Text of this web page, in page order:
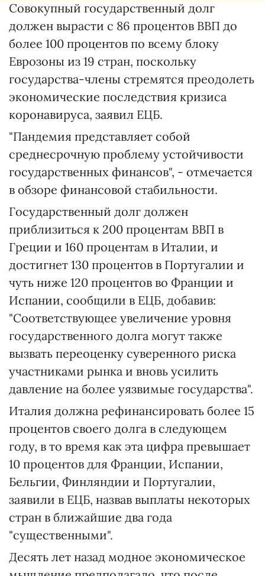
Совокупный государственный долг
должен вырасти с 86 процентов ВВП до
более 100 процентов по всему блоку
Еврозоны из 19 стран, поскольку
государства-члены стремятся преодолеть
экономические последствия кризиса
коронавируса, заявил ЕЦБ.
"Пандемия представляет собой
среднесрочную проблему устойчивости
государственных финансов", - отмечается
в обзоре финансовой стабильности.
Государственный долг должен
приблизиться к 200 процентам ВВП в
Греции и 160 процентам в Италии, и
достигнет 130 процентов в Португалии и
чуть ниже 120 процентов во Франции и
Испании, сообщили в ЕЦБ, добавив:
"Соответствующее увеличение уровня
государственного долга могут также
вызвать переоценку суверенного риска
участниками рынка и вновь усилить
давление на более уязвимые государства".
Италия должна рефинансировать более 15
процентов своего долга в следующем
году, в то время как эта цифра превышает
10 процентов для Франции, Испании,
Бельгии, Финляндии и Португалии,
заявили в ЕЦБ, назвав выплаты некоторых
стран в ближайшие два года
"существенными".
Десять лет назад модное экономическое